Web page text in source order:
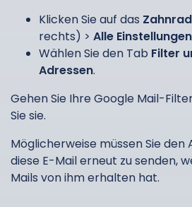
Klicken Sie auf das
rechts) > Alle
Wählen Sie den Tab Filter
Adressen.
Gehen Sie Ihre Google Mail-
Sie sie.
Möglicherweise müssen Sie
diese E-Mail erneut zu senden,
Mails von ihm erhalten hat.